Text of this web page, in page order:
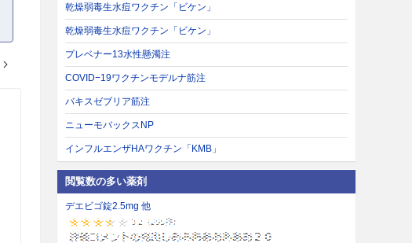
乾燥弱毒生水痘ワクチン「ビケン」
乾燥弱毒生水痘ワクチン「ビケン」
プレベナー13水性懸濁注
COVID−19ワクチンモデルナ筋注
バキスゼブリア筋注
ニューモバックスNP
インフルエンザHAワクチン「KMB」
閲覧数の多い薬剤
デエビゴ錠2.5mg 他